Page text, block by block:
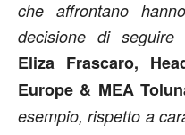
che affrontano
decisione di seguire
Eliza Frascaro,
Europe & MEA
esempio, rispetto a